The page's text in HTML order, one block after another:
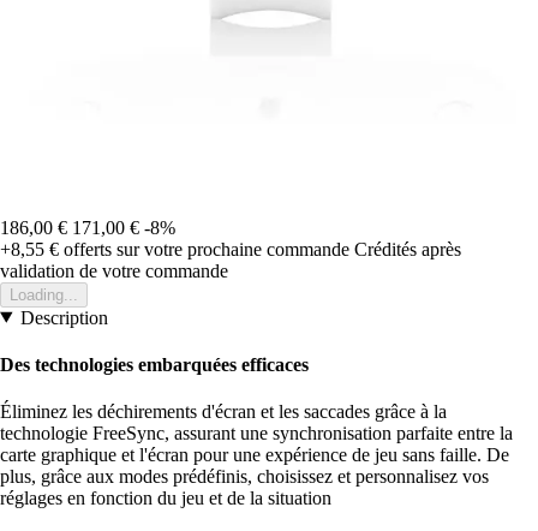
186,00 € 171,00 € -8%
+8,55 € offerts sur votre prochaine commande Crédités après
validation de votre commande
Loading...
Description
Des technologies embarquées efficaces
Éliminez les déchirements d'écran et les saccades grâce à la
technologie FreeSync, assurant une synchronisation parfaite entre la
carte graphique et l'écran pour une expérience de jeu sans faille. De
plus, grâce aux modes prédéfinis, choisissez et personnalisez vos
réglages en fonction du jeu et de la situation